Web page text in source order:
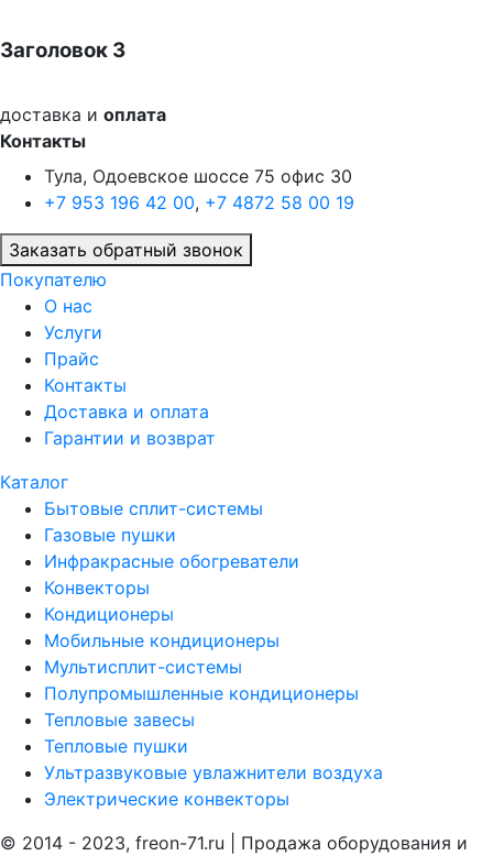
Заголовок 3
доставка и оплата
Контакты
Тула, Одоевское шоссе 75 офис 30
+7 953 196 42 00, +7 4872 58 00 19
Заказать обратный звонок
Покупателю
О нас
Услуги
Прайс
Контакты
Доставка и оплата
Гарантии и возврат
Каталог
Бытовые сплит-системы
Газовые пушки
Инфракрасные обогреватели
Конвекторы
Кондиционеры
Мобильные кондиционеры
Мультисплит-системы
Полупромышленные кондиционеры
Тепловые завесы
Тепловые пушки
Ультразвуковые увлажнители воздуха
Электрические конвекторы
© 2014 - 2023, freon-71.ru | Продажа оборудования и